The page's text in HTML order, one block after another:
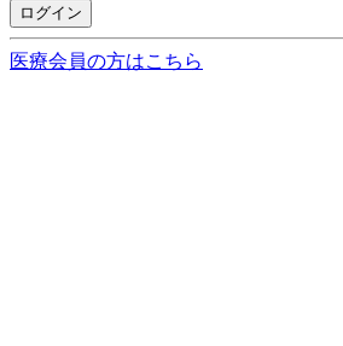
ログイン
医療会員の方はこちら